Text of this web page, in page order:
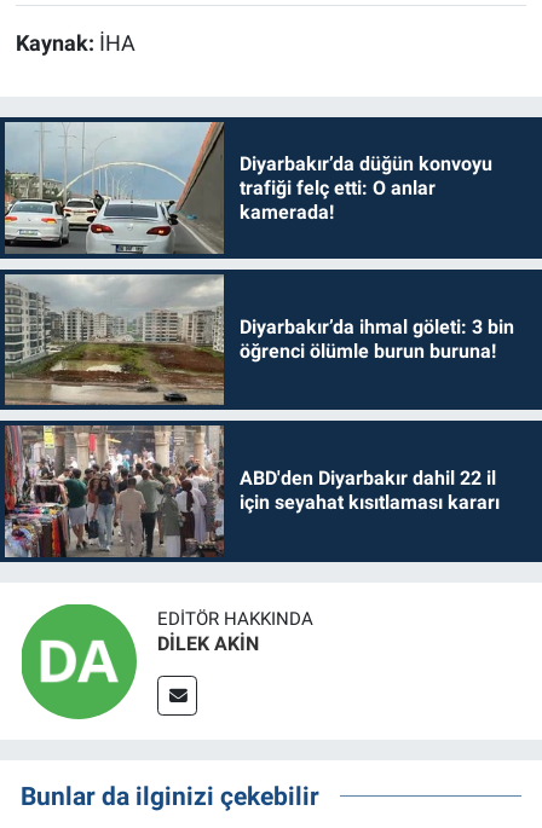
Kaynak: İHA
Diyarbakır’da düğün konvoyu
trafiği felç etti: O anlar
kamerada!
Diyarbakır’da ihmal göleti: 3 bin
öğrenci ölümle burun buruna!
ABD'den Diyarbakır dahil 22 il
için seyahat kısıtlaması kararı
EDITÖR HAKKINDA
DİLEK AKİN
Bunlar da ilginizi çekebilir